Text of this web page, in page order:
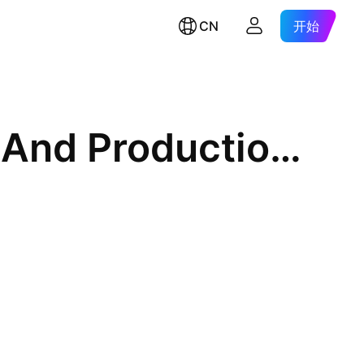
CN 开始
S&P Oil And Gas Exploration And Production Select Industry